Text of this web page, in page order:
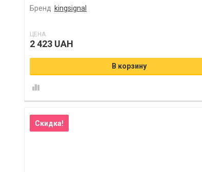
Бренд kingsignal
ЦЕНА:
2 423 UAH
В корзину
Скидка!